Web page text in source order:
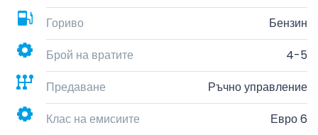
Гориво
Бензин
Брой на вратите
4-5
Предаване
Ръчно управление
Клас на емисиите
Евро 6